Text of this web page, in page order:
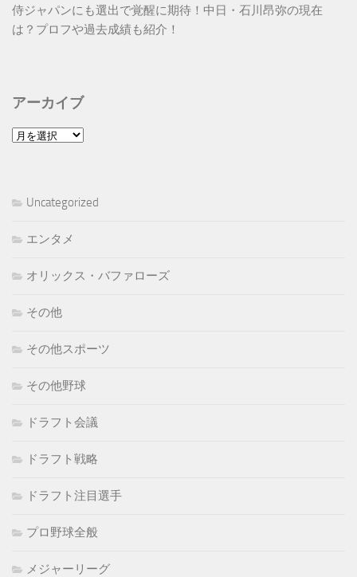
侍ジャパンにも選出で覚醒に期待！中日・石川昂弥の現在
は？プロフや過去成績も紹介！
アーカイブ
ア
ブ
Uncategorized
エンタメ
オリックス・バファローズ
その他
その他スポーツ
その他野球
ドラフト会議
ドラフト戦略
ドラフト注目選手
プロ野球全般
メジャーリーグ